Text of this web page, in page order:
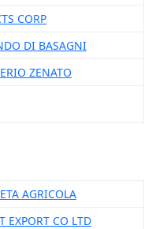
CORP
DI BASAGNI
ZENATO
AGRICOLA
EXPORT CO LTD